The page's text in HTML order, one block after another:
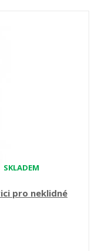
SKLADEM
pro neklidné